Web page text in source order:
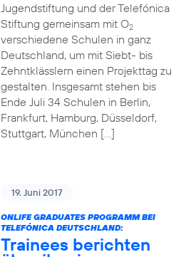
Jugendstiftung und der Telefónica
Stiftung gemeinsam mit O2
verschiedene Schulen in ganz
Deutschland, um mit Siebt- bis
Zehntklässlern einen Projekttag zu
gestalten. Insgesamt stehen bis
Ende Juli 34 Schulen in Berlin,
Frankfurt, Hamburg, Düsseldorf,
Stuttgart, München […]
19. Juni 2017
ONLIFE GRADUATES PROGRAMM BEI
TELEFÓNICA DEUTSCHLAND:
Trainees berichten